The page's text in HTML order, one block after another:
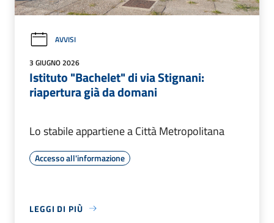
AVVISI
3 GIUGNO 2026
Istituto "Bachelet" di via Stignani:
riapertura già da domani
Lo stabile appartiene a Città Metropolitana
Accesso all'informazione
LEGGI DI PIÙ